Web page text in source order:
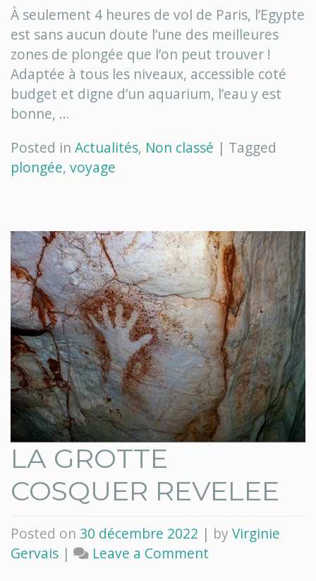
:
Egypte,
les
5
meilleurs
À seulement 4 heures de vol de Paris, l’Egypte
est sans aucun doute l’une des meilleures
zones de plongée que l’on peut trouver !
Adaptée à tous les niveaux, accessible coté
budget et digne d’un aquarium, l’eau y est
bonne, …
Posted in Actualités, Non classé | Tagged
plongée, voyage
LA GROTTE
COSQUER REVELEE
Posted on 30 décembre 2022 | byVirginie
Gervais | Leave a Comment